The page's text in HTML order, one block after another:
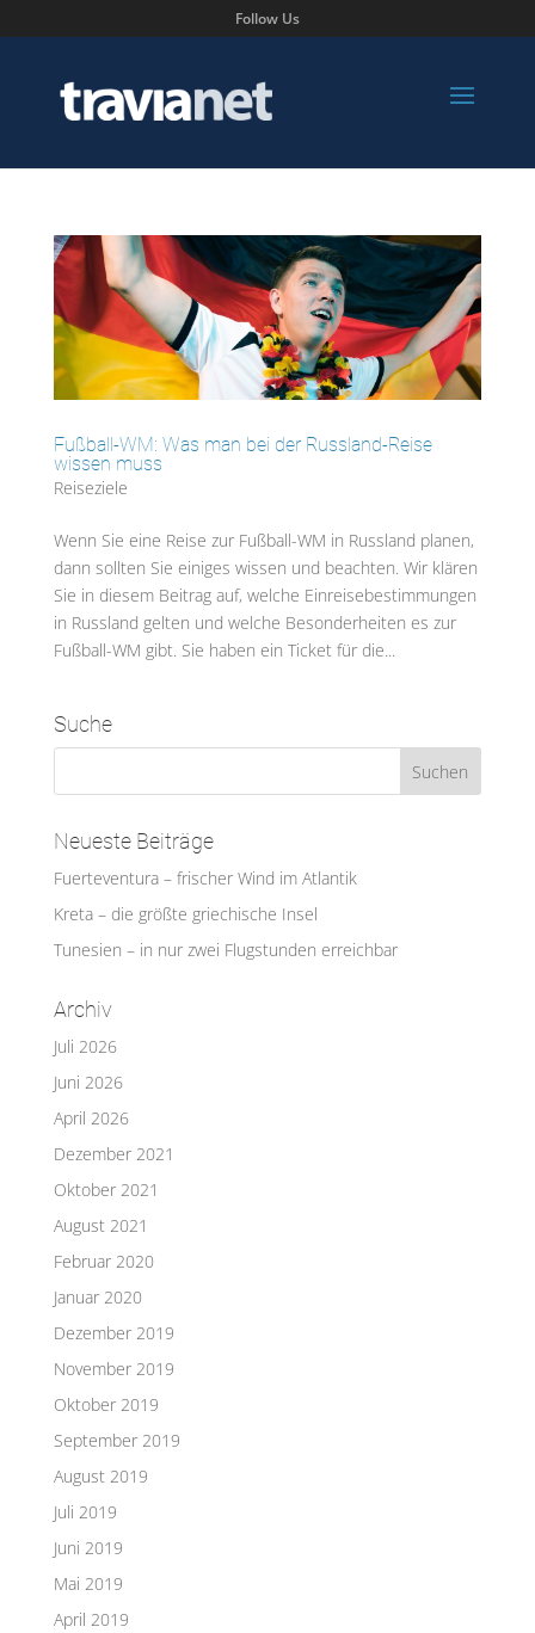
Follow Us
Fußball-WM: Was man bei der Russland-Reise
wissen muss
Reiseziele
Wenn Sie eine Reise zur Fußball-WM in Russland planen,
dann sollten Sie einiges wissen und beachten. Wir klären
Sie in diesem Beitrag auf, welche Einreisebestimmungen
in Russland gelten und welche Besonderheiten es zur
Fußball-WM gibt. Sie haben ein Ticket für die...
Suche
Neueste Beiträge
Fuerteventura – frischer Wind im Atlantik
Kreta – die größte griechische Insel
Tunesien – in nur zwei Flugstunden erreichbar
Archiv
Juli 2026
Juni 2026
April 2026
Dezember 2021
Oktober 2021
August 2021
Februar 2020
Januar 2020
Dezember 2019
November 2019
Oktober 2019
September 2019
August 2019
Juli 2019
Juni 2019
Mai 2019
April 2019